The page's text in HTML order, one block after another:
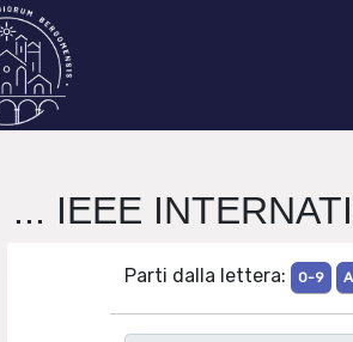
IEEE
Parti dalla lettera: 0-9 A